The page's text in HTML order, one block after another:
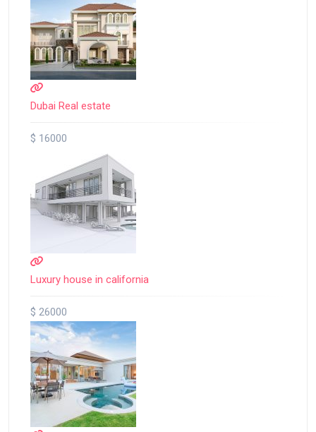
Dubai Real estate
$ 16000
Luxury house in california
$ 26000